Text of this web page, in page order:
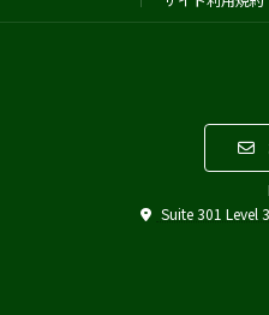
Suite 301 Level